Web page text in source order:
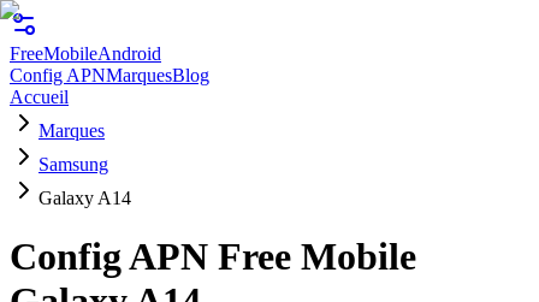
FreeMobileAndroid
Config APNMarquesBlog
Accueil
Marques
Samsung
Galaxy A14
Config APN Free Mobile